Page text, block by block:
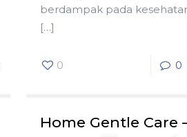
berdampak pada
[…]
0 0
Home Gentle Care